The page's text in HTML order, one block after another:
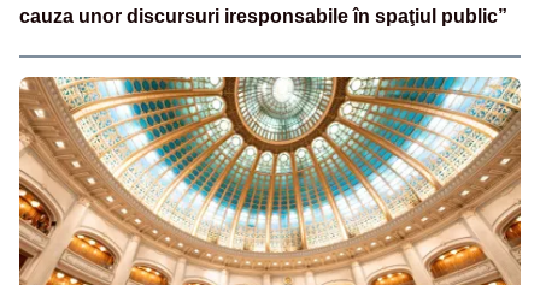
cauza unor discursuri iresponsabile în spaţiul public”